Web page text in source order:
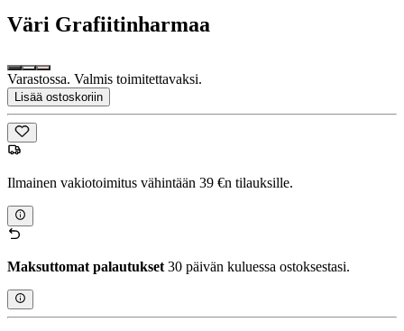
Väri Grafiitinharmaa
Varastossa. Valmis toimitettavaksi.
Lisää ostoskoriin
Ilmainen vakiotoimitus vähintään 39 €n tilauksille.
Maksuttomat palautukset 30 päivän kuluessa ostoksestasi.